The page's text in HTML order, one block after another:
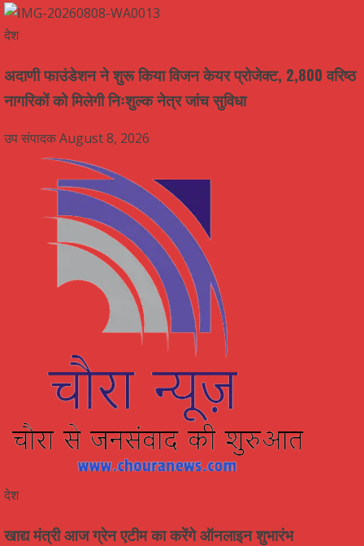
देश
अदाणी फाउंडेशन ने शुरू किया विजन केयर प्रोजेक्ट, 2,800 वरिष्ठ
नागरिकों को मिलेगी निःशुल्क नेत्र जांच सुविधा
उप संपादकAugust 8, 2026
देश
खाद्य मंत्री आज ग्रेन एटीम का करेंगे ऑनलाइन शुभारंभ